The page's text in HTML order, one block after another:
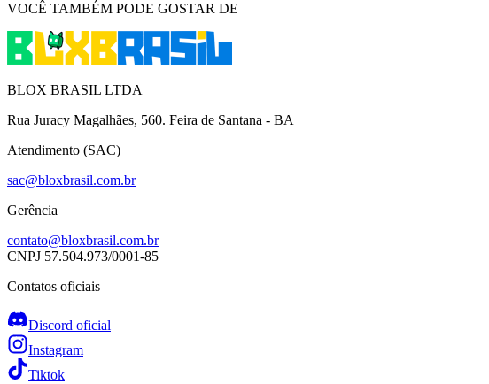
VOCÊ TAMBÉM PODE GOSTAR DE
BLOX BRASIL LTDA
Rua Juracy Magalhães, 560. Feira de Santana - BA
Atendimento (SAC)
sac@bloxbrasil.com.br
Gerência
contato@bloxbrasil.com.br
CNPJ 57.504.973/0001-85
Contatos oficiais
Discord oficial
Instagram
Tiktok